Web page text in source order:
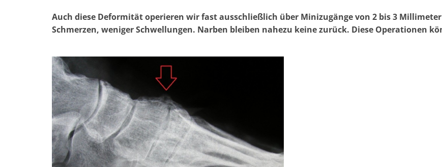
Auch diese Deformität operieren wir fast ausschließlich über Minizugänge von 2 bis 3
Schmerzen, weniger Schwellungen. Narben bleiben nahezu keine zurück. Diese Operationen